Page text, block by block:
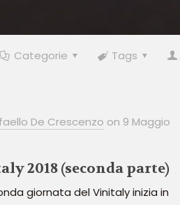
Categorie Tags
De Crescenzo on 9 Maggio
2018 (seconda parte)
giornata del Vinitaly inizia in